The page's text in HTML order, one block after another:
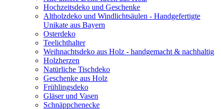
Hochzeitsdeko und Geschenke
Altholzdeko und Windlichtsäulen - Handgefertigte
Unikate aus Bayern
Osterdeko
Teelichthalter
Weihnachts­deko aus Holz - handgemacht & nachhaltig
Holzherzen
Natürliche Tischdeko
Geschenke aus Holz
Frühlingsdeko
Gläser und Vasen
Schnäppchenecke